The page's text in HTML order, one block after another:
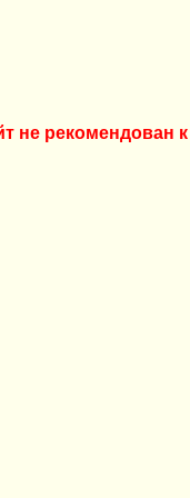
не рекомендован